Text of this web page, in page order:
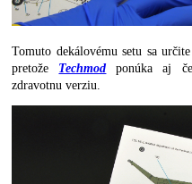
Tomuto dekálovému setu sa
pretože Techmod
ponúka aj
zdravotnu verziu.